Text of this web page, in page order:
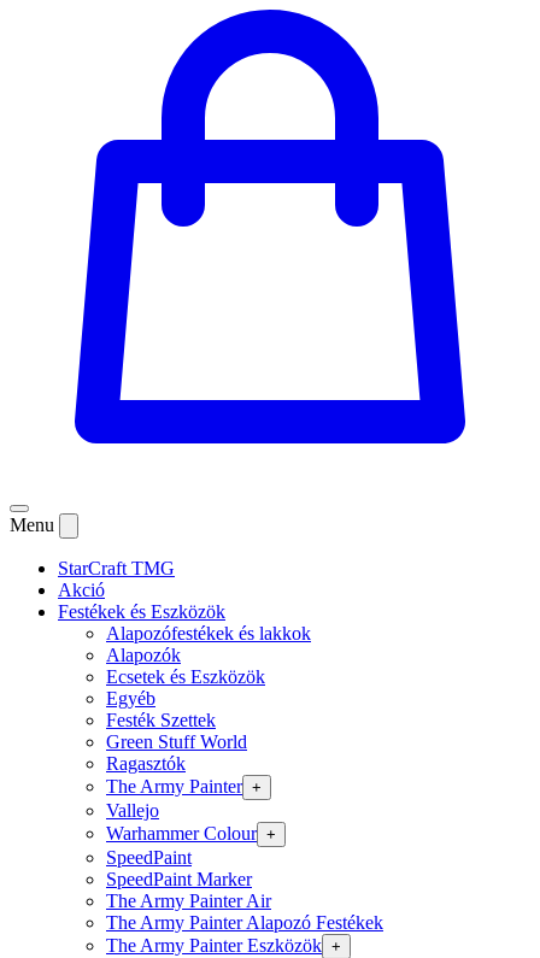
Menu
StarCraft TMG
Akció
Festékek és Eszközök
Alapozófestékek és lakkok
Alapozók
Ecsetek és Eszközök
Egyéb
Festék Szettek
Green Stuff World
Ragasztók
The Army Painter +
Vallejo
Warhammer Colour +
SpeedPaint
SpeedPaint Marker
The Army Painter Air
The Army Painter Alapozó Festékek
The Army Painter Eszközök +